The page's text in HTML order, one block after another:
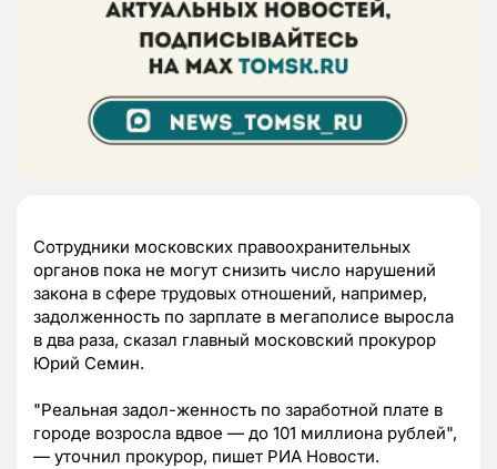
Сотрудники московских правоохранительных
органов пока не могут снизить число нарушений
закона в сфере трудовых отношений, например,
задолженность по зарплате в мегаполисе выросла
в два раза, сказал главный московский прокурор
Юрий Семин.
"Реальная задол-женность по заработной плате в
городе возросла вдвое — до 101 миллиона рублей",
— уточнил прокурор, пишет РИА Новости.